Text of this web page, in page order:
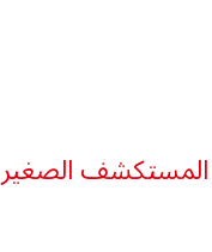
المستكشف الصغير